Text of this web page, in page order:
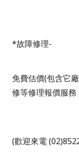
*故障修理-
免費估價(包含它廠
修等修理報價服務
(歡迎來電